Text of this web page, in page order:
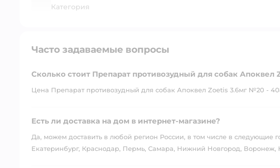
Категория
Часто задаваемые вопросы
Сколько стоит Препарат противозудный для собак Апоквел
Цена Препарат противозудный для собак Апоквел Zoetis 3.6мг №20 -
Есть ли доставка на дом в интернет-магазине?
Да, можем доставить в любой регион России, в том числе в следующие
Екатеринбург, Краснодар, Пермь, Самара, Нижний Новгород, Воронеж,